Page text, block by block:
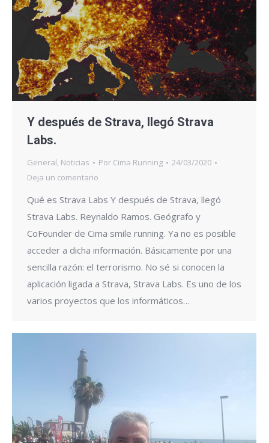
Y después de Strava, llegó Strava
Labs.
General, Noticias Por Cima Running
24/03/2020
Deja un comentario
Qué es Strava Labs Y después de Strava, llegó
Strava Labs. Reynaldo Ramos. Geógrafo y
CoFounder de Cima smile running. Ya no es posible
acceder a dicha información. Básicamente por una
sencilla razón: el terrorismo. No sé si conocen la
aplicación ligada a Strava, Strava Labs. Es uno de los
varios proyectos que los informáticos…